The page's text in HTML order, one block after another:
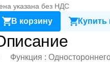
указана без НДС
В корзину Купить
Функция :